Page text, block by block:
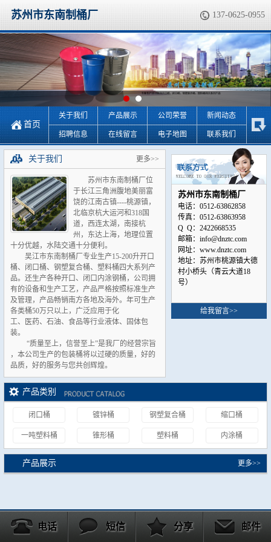
苏州市东南制桶厂 137-0625-0955
首页
关于我们 产品展示 公司荣誉 新闻动态
招聘信息 在线留言 电子地图 联系我们
更多>>
关于我们
苏州市东南制桶厂位
于长江三角洲腹地美丽富
饶的江南古镇----桃源镇，
北临京杭大运河和318国
道，西连太湖，南接杭
州，东达上海，地理位置
十分优越，水陆交通十分便利。
吴江市东南制桶厂专业生产15-200升开口
桶、闭口桶、钢塑复合桶、塑料桶四大系列产
品。还生产各种开口、闭口内涂钢桶，公司拥
有的设备和生产工艺，产品严格按照标准生产
及管理，产品畅销南方各地及海外。年可生产
各类桶50万只以上，广泛应用于化
工、医药、石油、食品等行业液体、固体包
装。
“质量至上，信誉至上”是我厂的经营宗旨
，本公司生产的包装桶将以过硬的质量，好的
品质，好的服务与您共创辉煌。
苏州市东南制桶厂
电话：0512-63862858
传真：0512-63863958
Q Q：2422668535
邮箱：info@dnztc.com
网址：www.dnztc.com
地址：苏州市桃源镇大德
村小桥头（青云大道18
号）
给我留言>>
产品类别
闭口桶 镀锌桶 钢塑复合桶 缩口桶
一吨塑料桶 锥形桶 塑料桶 内涂桶
产品展示 更多>>
电话 短信 分享 邮件